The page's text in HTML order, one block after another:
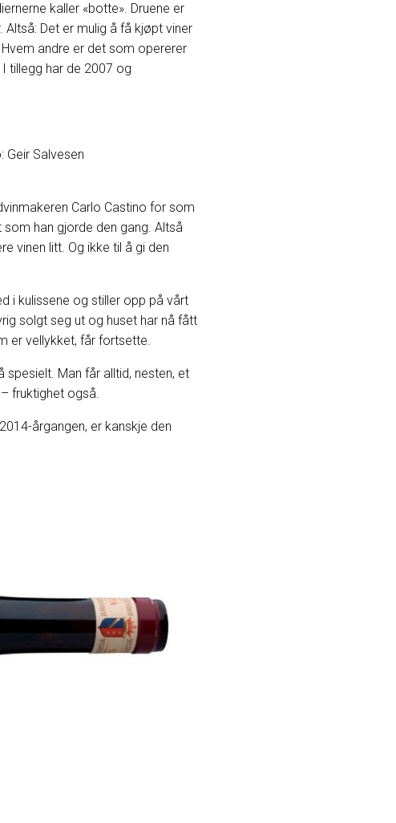
kaller «botte». Druene er
Det er mulig å få kjøpt viner
andre er det som opererer
tillegg har de 2007 og
Geir Salvesen
Carlo Castino for som
han gjorde den gang. Altså
vinen litt. Og ikke til å gi den
i kulissene og stiller opp på vårt
solgt seg ut og huset har nå fått
er vellykket, får fortsette.
Man får alltid, nesten, et
fruktighet også.
årgangen, er kanskje den